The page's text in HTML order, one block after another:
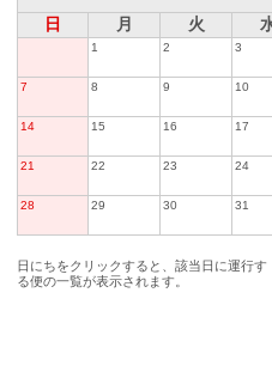
日
月 火
1 2 3
7 8 9 10
14 15 16 17
21 22 23 24
28 29 30 31
日にちをクリックすると、該当日に運行す
る便の一覧が表示されます。